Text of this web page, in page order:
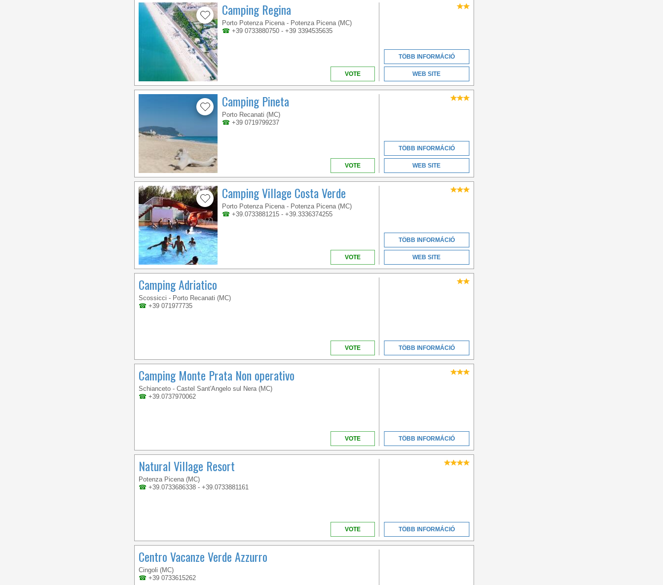
Camping Regina
Porto Potenza Picena - Potenza Picena (MC)
☎ +39 0733880750 - +39 3394535635
VOTE
TÖBB INFORMÁCIÓ
WEB SITE
Camping Pineta
Porto Recanati (MC)
☎ +39 0719799237
VOTE
TÖBB INFORMÁCIÓ
WEB SITE
Camping Village Costa Verde
Porto Potenza Picena - Potenza Picena (MC)
☎ +39.0733881215 - +39.3336374255
VOTE
TÖBB INFORMÁCIÓ
WEB SITE
Camping Adriatico
Scossicci - Porto Recanati (MC)
☎ +39 071977735
VOTE TÖBB INFORMÁCIÓ
Camping Monte Prata Non operativo
Schianceto - Castel Sant'Angelo sul Nera (MC)
☎ +39.0737970062
VOTE TÖBB INFORMÁCIÓ
Natural Village Resort
Potenza Picena (MC)
☎ +39.0733686338 - +39.0733881161
VOTE TÖBB INFORMÁCIÓ
Centro Vacanze Verde Azzurro
Cingoli (MC)
☎ +39 0733615262